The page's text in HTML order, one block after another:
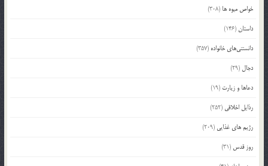
خواص میوه ها (308)
داستان(146)
دانستنی‌های خانواده (357)
دجال (29)
دعاها و زیارت (19)
رذایل اخلاقی (252)
رژیم های غذایی (209)
روز قدس (31)